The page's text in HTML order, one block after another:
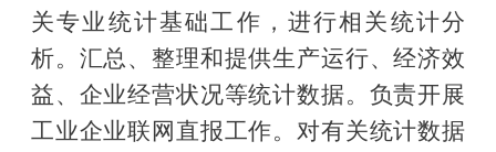
关专业统计基础工作，进行相关统计分
析。汇总、整理和提供生产运行、经济效
益、企业经营状况等统计数据。负责开展
工业企业联网直报工作。对有关统计数据